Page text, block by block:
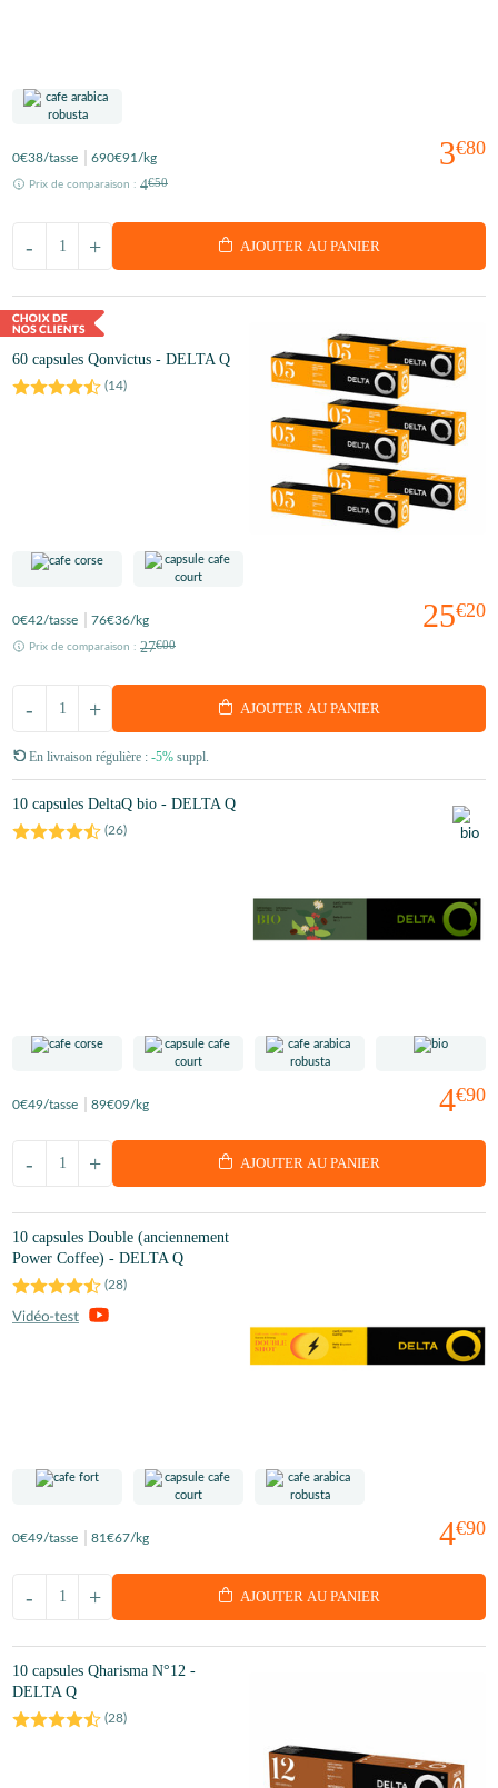
3€80
0€38/tasse 690€91/kg
Prix de comparaison : 4€50
+
- AJOUTER AU PANIER
60 capsules Qonvictus - DELTA Q
(14)
25€20
0€42/tasse 76€36/kg
Prix de comparaison : 27€00
+
- AJOUTER AU PANIER
En livraison régulière : -5% suppl.
10 capsules DeltaQ bio - DELTA Q
(26)
4€90
0€49/tasse 89€09/kg
+
- AJOUTER AU PANIER
10 capsules Double (anciennement
Power Coffee) - DELTA Q
(28)
4€90
0€49/tasse 81€67/kg
+
- AJOUTER AU PANIER
10 capsules Qharisma N°12 -
DELTA Q
(28)